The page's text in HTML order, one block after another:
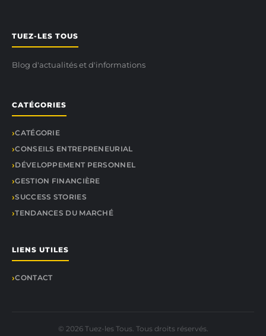
TUEZ-LES TOUS
Blog d'actualités et d'informations
CATÉGORIES
CATÉGORIE
CONSEILS ENTREPRENEURIAL
DÉVELOPPEMENT PERSONNEL
GESTION FINANCIÈRE
SUCCESS STORIES
TENDANCES DU MARCHÉ
LIENS UTILES
CONTACT
© 2026 Tuez-les Tous. Tous droits réservés.